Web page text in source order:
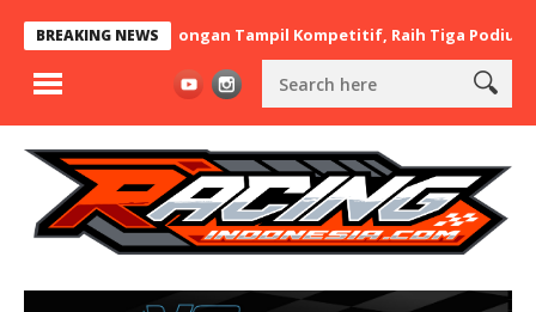
BREAKING NEWS
Asal Lamongan Tampil Kompetitif, Raih Tiga Podium di IMB